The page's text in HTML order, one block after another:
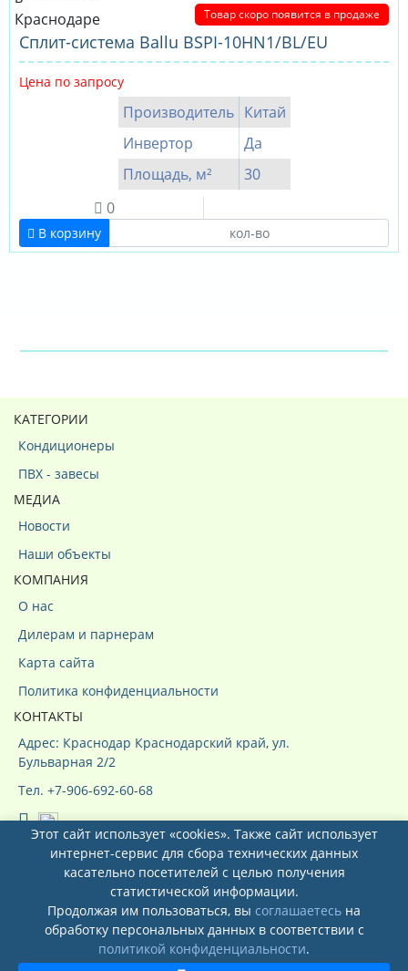
Товар скоро появится в продаже
Сплит-система Ballu BSPI-10HN1/BL/EU
Цена по запросу
Производитель Китай
Инвертор
Да
Площадь, м²
30
0
В корзину
КАТЕГОРИИ
Кондиционеры
ПВХ - завесы
МЕДИА
Новости
Наши объекты
КОМПАНИЯ
О нас
Дилерам и парнерам
Карта сайта
Политика конфиденциальности
КОНТАКТЫ
Адрес: Краснодар Краснодарский край, ул.
Бульварная 2/2
Тел. +7-906-692-60-68
Системы кондиционирования ООО
"КурсКлимат"© 2026
Этот сайт использует «cookies». Также сайт использует
интернет-сервис для сбора технических данных
касательно посетителей с целью получения
статистической информации.
Продолжая им пользоваться, вы соглашаетесь на
обработку персональных данных в соответствии с
политикой конфиденциальности.